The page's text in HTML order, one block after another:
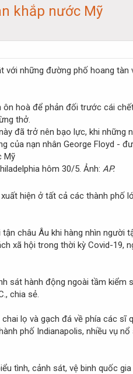
khắp nước Mỹ
với những đường phố hoang
ôn hoà để phản đối trước cái
thở.
đã trở nên bạo lực, khi
của nạn nhân George Floyd -
hôm 30/5. Ảnh: AP.
hiện ở tất cả các thành phố
châu Âu khi hàng nhìn
xã hội trong thời kỳ Covid-19,
sát hành động ngoài tầm
chia sẻ.
lọ và gạch đá về phía các
phố Indianapolis, nhiều vụ
tình, cảnh sát, vệ binh quốc